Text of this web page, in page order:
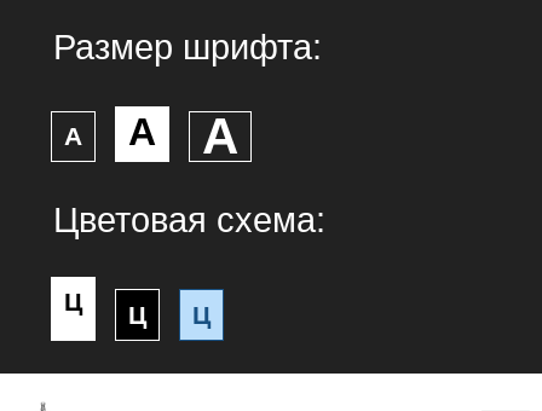
Размер шрифта:
А А А
Цветовая схема:
Ц Ц Ц